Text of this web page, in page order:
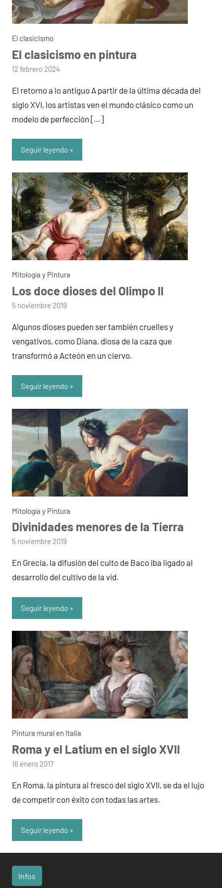
El clasicismo
El clasicismo en pintura
por
12 febrero 2024
El retorno a lo antiguo A partir de la última década del
siglo XVI, los artistas ven el mundo clásico como un
modelo de perfección […]
Seguir leyendo
Mitología y Pintura
Los doce dioses del Olimpo II
por
5 noviembre 2019
Algunos dioses pueden ser también cruelles y
vengativos, como Diana, diosa de la caza que
transformó a Acteón en un ciervo.
Seguir leyendo
Mitología y Pintura
Divinidades menores de la Tierra
por
5 noviembre 2019
En Grecia, la difusión del culto de Baco iba ligado al
desarrollo del cultivo de la vid.
Seguir leyendo
Pintura mural en Italia
Roma y el Latium en el siglo XVII
por
16 enero 2017
En Roma, la pintura al fresco del siglo XVII, se da el lujo
de competir con éxito con todas las artes.
Seguir leyendo
Infos